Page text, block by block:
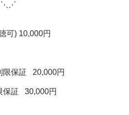
可) 10,000円
保証   20,000円
証   30,000円